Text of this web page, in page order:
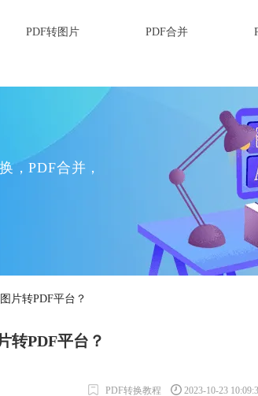
PDF转图片 PDF合并
，PDF合并，
片转PDF平台？
转PDF平台？
PDF转换教程 2023-10-23